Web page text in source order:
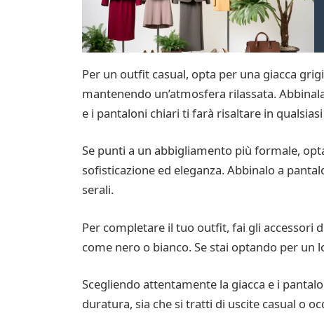
Per un outfit casual, opta per una giacca
mantenendo un’atmosfera rilassata.
e i pantaloni chiari ti farà risaltare in
Se punti a un abbigliamento più formale,
sofisticazione ed eleganza. Abbinalo a
serali.
Per completare il tuo outfit, fai gli accessori
come nero o bianco. Se stai optando per
Scegliendo attentamente la giacca e i
duratura, sia che si tratti di uscite casual o